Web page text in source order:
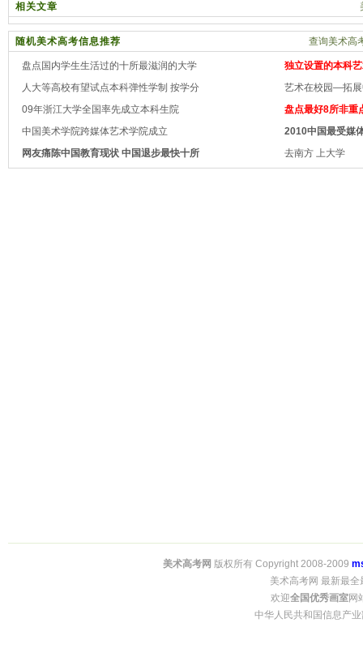
相关文章
随机美术高考信息推荐 查询美术高
盘点国内学生生活过的十所最滋润的大学
独立设置的本科
人大等高校有望试点本科弹性学制 按学分
艺术在校园—拓
09年浙江大学全国率先成立本科生院
盘点最好8所非重
中国美术学院跨媒体艺术学院成立
2010中国最受媒
网友痛陈中国教育现状 中国退步最快十所
去南方 上大学
美术高考网 版权所有 Copyright 2008-2009
美术高考网 最新最全
欢迎全国优秀画室网
中华人民共和国信息产